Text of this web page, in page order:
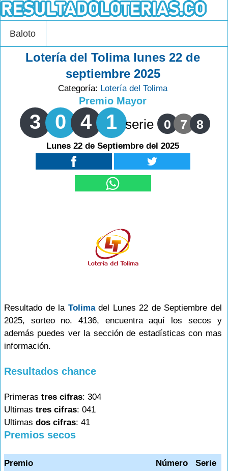
Baloto
Lotería del Tolima lunes 22 de
septiembre 2025
Categoría: Lotería del Tolima
Premio Mayor
3 0 4 1 serie 0 7 8
Lunes 22 de Septiembre del 2025
Resultado de la Tolimadel Lunes 22 de Septiembre del
2025, sorteo no. 4136, encuentra aquí los secos y
además puedes ver la sección de estadísticas con mas
información.
Resultados chance
Primeras tres cifras: 304
Ultimas tres cifras: 041
Ultimas dos cifras: 41
Premios secos
Premio Número
Serie